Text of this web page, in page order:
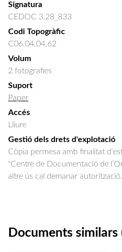
Signatura
CEDOC 3.28_833
Codi Topogràfic
C06.04.04.62
Volum
2 fotografies
Suport
Paper
Accés
Lliure
Gestió dels drets d'explotació
Còpia permesa amb finalitat
"Centre de Documentació de
altre ús cal demanar autorització.
Documents similars